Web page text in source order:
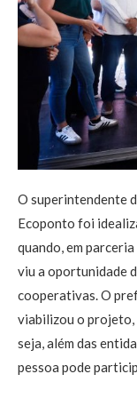
O superintendente
Ecoponto foi
quando, em
viu a oportunidade
cooperativas. O
viabilizou o projeto,
seja, além das
pessoa pode